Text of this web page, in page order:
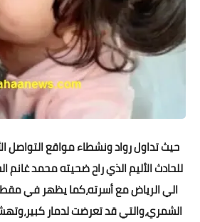
حيث تداول رواد ونشطاء مواقع التواصل
للحادث الأليم الذي راح ضحيته محمد
الي الرياض مع أسرته،كما يظهر في
الشمري،والتي قد تعرضت لدمار